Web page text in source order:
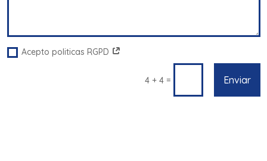
Acepto politicas RGPD
4 + 4= Enviar